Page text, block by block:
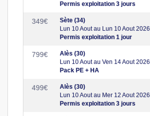
Permis exploitation 3 jours
349€
Sète (34)
Lun 10 Aout au Lun 10 Aout 2026
Permis exploitation 1 jour
799€
Alès (30)
Lun 10 Aout au Ven 14 Aout 2026
Pack PE + HA
499€
Alès (30)
Lun 10 Aout au Mer 12 Aout 2026
Permis exploitation 3 jours